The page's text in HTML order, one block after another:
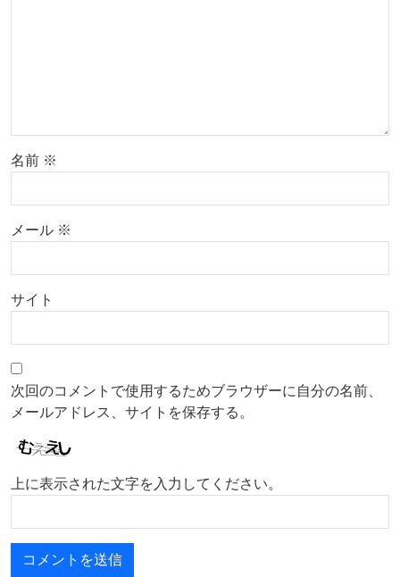
名前 ※
メール ※
サイト
次回のコメントで使用するためブラウザーに自分の名前、
メールアドレス、サイトを保存する。
上に表示された文字を入力してください。